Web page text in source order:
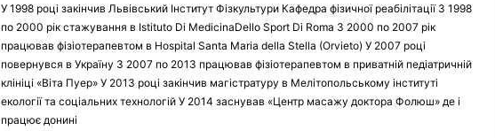
У 1998 році закінчив Львівський Інститут Фізкультури Кафедра фізичної реабілітації З 1998
по 2000 рік стажування в Istituto Di MedicinaDello Sport Di Roma З 2000 по 2007 рік
працював фізіотерапевтом в Hospital Santa Maria della Stella (Orvieto) У 2007 році
повернувся в Україну З 2007 по 2013 працював фізіотерапевтом в приватній педіатричній
клініці «Віта Пуер» У 2013 році закінчив магістратуру в Мелітопольському інституті
екології та соціальних технологій У 2014 заснував «Центр масажу доктора Фолюш» де і
працює донині